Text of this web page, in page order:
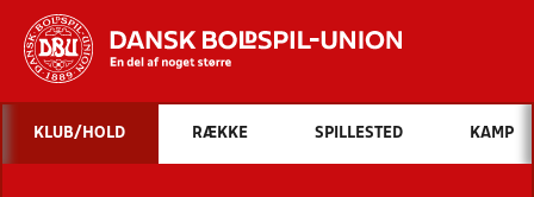
Hvad vil du søge efter?
INDHOLD OG NYHEDER
KLUB/HOLD RÆKKE SPILLESTED KAMP